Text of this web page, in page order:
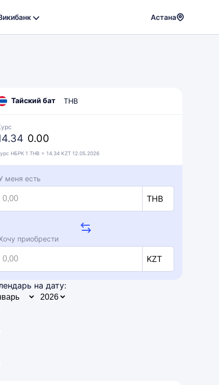
Астана
Тайский бат THB
0.00
НБРК 1 THB = 14.34 KZT 12.05.2026
меня есть
THB
приобрести
KZT
на дату: